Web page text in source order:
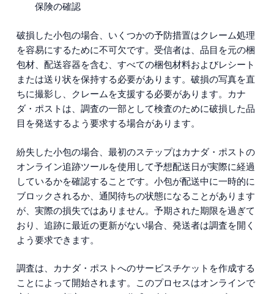
保険の確認
破損した小包の場合、いくつかの予防措置はクレーム処理
を容易にするために不可欠です。受信者は、品目を元の梱
包材、配送容器を含む、すべての梱包材料およびレシート
または送り状を保持する必要があります。破損の写真を直
ちに撮影し、クレームを支援する必要があります。カナ
ダ・ポストは、調査の一部として検査のために破損した品
目を発送するよう要求する場合があります。
紛失した小包の場合、最初のステップはカナダ・ポストの
オンライン追跡ツールを使用して予想配送日が実際に経過
しているかを確認することです。小包が配送中に一時的に
ブロックされるか、通関待ちの状態になることがあります
が、実際の損失ではありません。予期された期限を過ぎて
おり、追跡に最近の更新がない場合、発送者は調査を開く
よう要求できます。
調査は、カナダ・ポストへのサービスチケットを作成する
ことによって開始されます。このプロセスはオンラインで